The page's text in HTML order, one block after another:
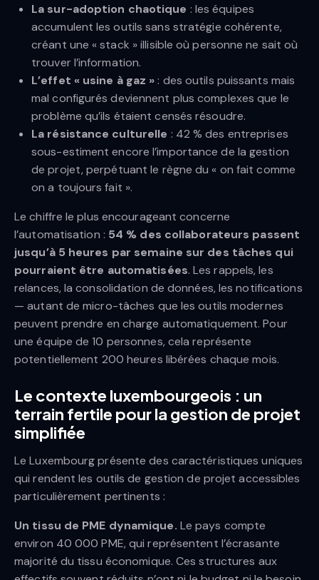
La sur-adoption chaotique : les équipes
accumulent les outils sans stratégie cohérente,
créant une « stack » illisible où personne ne sait où
trouver l’information.
L’effet « usine à gaz »: des outils puissants mais
mal configurés deviennent plus complexes que le
problème qu’ils étaient censés résoudre.
La résistance culturelle : 42 % des entreprises
sous-estiment encore l’importance de la gestion
de projet, perpétuant le règne du « on fait comme
on a toujours fait ».
Le chiffre le plus encourageant concerne
l’automatisation : 54 % des collaborateurs passent
jusqu’à 5 heures par semaine sur des tâches qui
pourraient être automatisées. Les rappels, les
relances, la consolidation de données, les notifications
— autant de micro-tâches que les outils modernes
peuvent prendre en charge automatiquement. Pour
une équipe de 10 personnes, cela représente
potentiellement 200 heures libérées chaque mois.
Le contexte luxembourgeois : un
terrain fertile pour la gestion de projet
simplifiée
Le Luxembourg présente des caractéristiques uniques
qui rendent les outils de gestion de projet accessibles
particulièrement pertinents :
Un tissu de PME dynamique. Le pays compte
environ 40 000 PME, qui représentent l’écrasante
majorité du tissu économique. Ces structures aux